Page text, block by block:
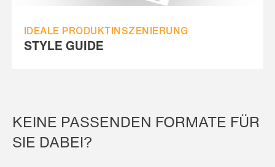
IDEALE PRODUKTINSZENIERUNG
STYLE GUIDE
KEINE PASSENDEN FORMATE FÜR
SIE DABEI?